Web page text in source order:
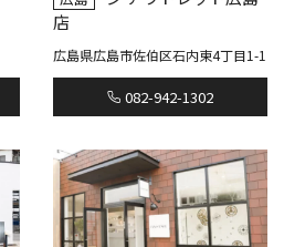
店
広島県広島市佐伯区石内東4丁目1-1
082-942-1302